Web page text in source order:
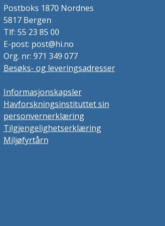
Postboks 1870 Nordnes
5817 Bergen
Tlf: 55 23 85 00
E-post: post@hi.no
Org. nr: 971 349 077
Besøks- og leveringsadresser
Informasjonskapsler
Havforskningsinstituttet sin
personvernerklæring
Tilgjengelighetserklæring
Miljøfyrtårn